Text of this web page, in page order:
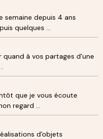
semaine depuis 4 ans
quelques ...
quand à vos partages d'une
que je vous écoute
regard ...
d'objets